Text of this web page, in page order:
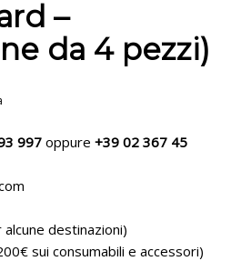
–
da 4 pezzi)
997 oppure +39 02 367 45
destinazioni)
sui consumabili e accessori)